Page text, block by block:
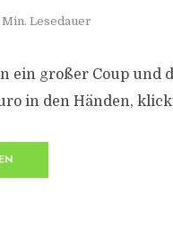
Min. Lesedauer
ein großer Coup und
in den Händen,